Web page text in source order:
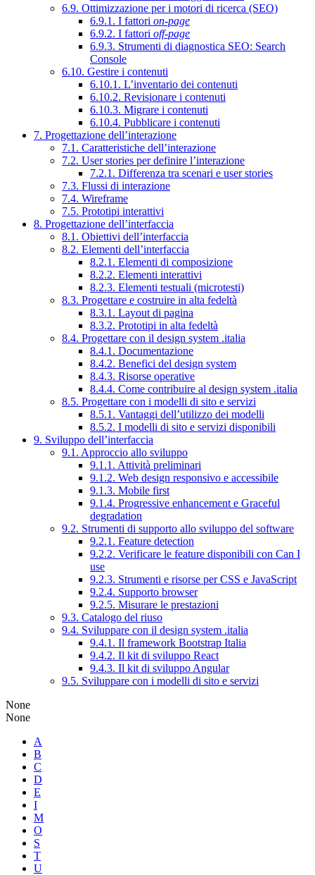
6.9. Ottimizzazione per i motori di ricerca (SEO)
6.9.1. I fattori on-page
6.9.2. I fattori off-page
6.9.3. Strumenti di diagnostica SEO: Search
Console
6.10. Gestire i contenuti
6.10.1. L’inventario dei contenuti
6.10.2. Revisionare i contenuti
6.10.3. Migrare i contenuti
6.10.4. Pubblicare i contenuti
7. Progettazione dell’interazione
7.1. Caratteristiche dell’interazione
7.2. User stories per definire l’interazione
7.2.1. Differenza tra scenari e user stories
7.3. Flussi di interazione
7.4. Wireframe
7.5. Prototipi interattivi
8. Progettazione dell’interfaccia
8.1. Obiettivi dell’interfaccia
8.2. Elementi dell’interfaccia
8.2.1. Elementi di composizione
8.2.2. Elementi interattivi
8.2.3. Elementi testuali (microtesti)
8.3. Progettare e costruire in alta fedeltà
8.3.1. Layout di pagina
8.3.2. Prototipi in alta fedeltà
8.4. Progettare con il design system .italia
8.4.1. Documentazione
8.4.2. Benefici del design system
8.4.3. Risorse operative
8.4.4. Come contribuire al design system .italia
8.5. Progettare con i modelli di sito e servizi
8.5.1. Vantaggi dell’utilizzo dei modelli
8.5.2. I modelli di sito e servizi disponibili
9. Sviluppo dell’interfaccia
9.1. Approccio allo sviluppo
9.1.1. Attività preliminari
9.1.2. Web design responsivo e accessibile
9.1.3. Mobile first
9.1.4. Progressive enhancement e Graceful
degradation
9.2. Strumenti di supporto allo sviluppo del software
9.2.1. Feature detection
9.2.2. Verificare le feature disponibili con Can I
use
9.2.3. Strumenti e risorse per CSS e JavaScript
9.2.4. Supporto browser
9.2.5. Misurare le prestazioni
9.3. Catalogo del riuso
9.4. Sviluppare con il design system .italia
9.4.1. Il framework Bootstrap Italia
9.4.2. Il kit di sviluppo React
9.4.3. Il kit di sviluppo Angular
9.5. Sviluppare con i modelli di sito e servizi
None
None
A
B
C
D
E
I
M
O
S
T
U